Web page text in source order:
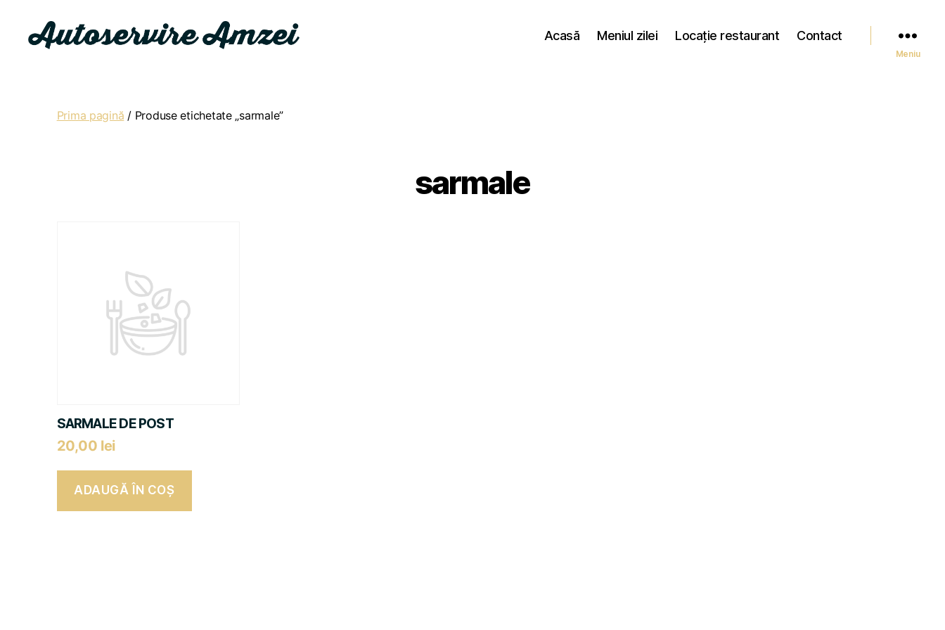
Acasă Meniul zilei Locație restaurant Contact
Meniu
Prima pagină / Produse etichetate „sarmale”
sarmale
SARMALE DE POST
20,00 lei
ADAUGĂ ÎN COȘ